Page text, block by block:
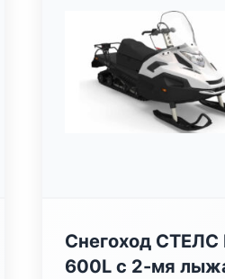
Снегоход СТЕЛС
600L с 2-мя